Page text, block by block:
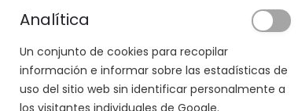
Analítica
Un conjunto de cookies para recopilar
información e informar sobre las estadísticas de
uso del sitio web sin identificar personalmente a
los visitantes individuales de Google.